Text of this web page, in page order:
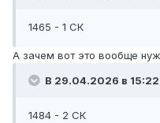
1465 - 1 СК
А зачем вот это вообще
В 29.04.2026 в
1484 - 2 СК